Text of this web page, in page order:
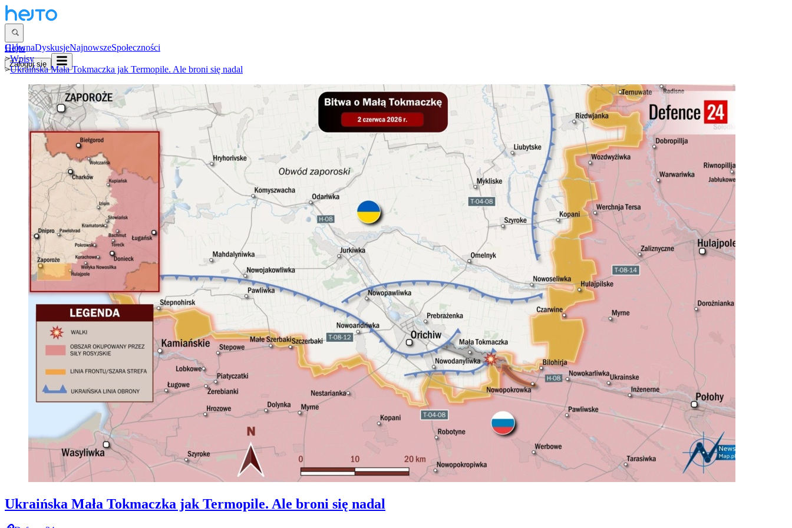
GłównaDyskusjeNajnowszeSpołeczności
Zaloguj się
Hejto
>Wpisy
>Ukraińska Mała Tokmaczka jak Termopile. Ale broni się nadal
Ukraińska Mała Tokmaczka jak Termopile. Ale broni się nadal